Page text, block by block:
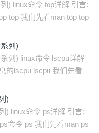
) linux命令 top详解 引言:
top 我们先看man top top
列)
列) linux命令 lscpu详解
的lscpu lscpu 我们先看
)
) linux命令 ps详解 引言:
命令 ps 我们先看man ps